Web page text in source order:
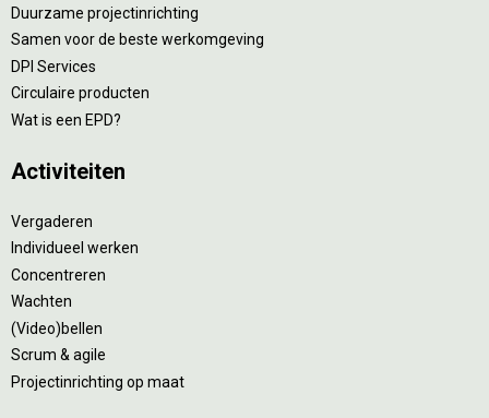
Duurzame projectinrichting
Samen voor de beste werkomgeving
DPI Services
Circulaire producten
Wat is een EPD?
Activiteiten
Vergaderen
Individueel werken
Concentreren
Wachten
(Video)bellen
Scrum & agile
Projectinrichting op maat